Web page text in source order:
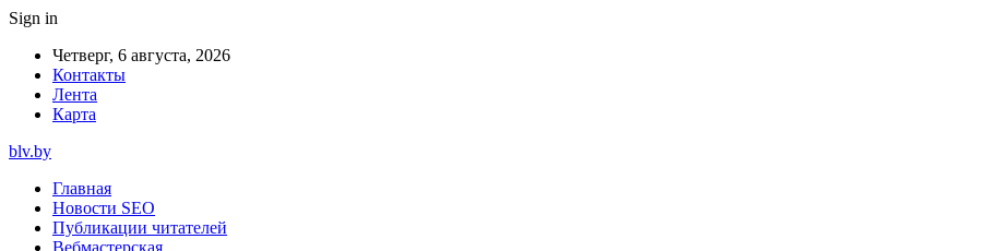
Sign in
Четверг, 6 августа, 2026
Контакты
Лента
Карта
blv.by
Главная
Новости SEO
Публикации читателей
Вебмастерская